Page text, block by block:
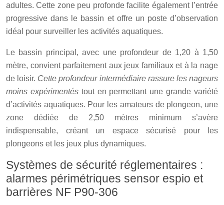
adultes. Cette zone peu profonde facilite également l’entrée
progressive dans le bassin et offre un poste d’observation
idéal pour surveiller les activités aquatiques.
Le bassin principal, avec une profondeur de 1,20 à 1,50
mètre, convient parfaitement aux jeux familiaux et à la nage
de loisir. Cette profondeur intermédiaire rassure les nageurs
moins expérimentés tout en permettant une grande variété
d’activités aquatiques. Pour les amateurs de plongeon, une
zone dédiée de 2,50 mètres minimum s’avère
indispensable, créant un espace sécurisé pour les
plongeons et les jeux plus dynamiques.
Systèmes de sécurité réglementaires :
alarmes périmétriques sensor espio et
barrières NF P90-306